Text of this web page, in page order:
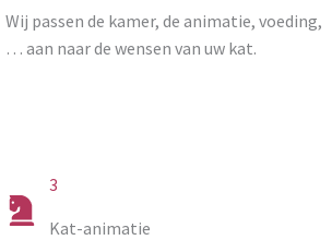
Wij passen de kamer, de animatie, voeding,
… aan naar de wensen van uw kat.
3
Kat-animatie